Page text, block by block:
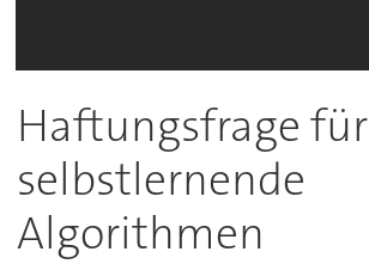
Haftungsfrage für
selbstlernende
Algorithmen